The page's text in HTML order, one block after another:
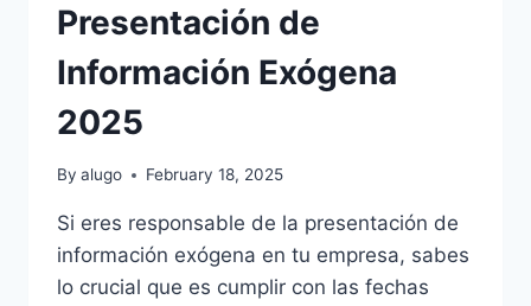
Presentación de
Información Exógena
2025
By alugo February 18, 2025
Si eres responsable de la presentación de
información exógena en tu empresa, sabes
lo crucial que es cumplir con las fechas